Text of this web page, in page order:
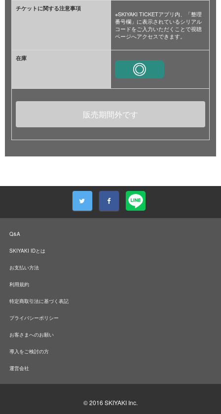
チケットに関する注意事項
※SKIYAKI TICKETアプリ内、「整理
番号欄」に表示されているシリアル
コードをご入力いただくことで視聴
ページへアクセスできます。
在庫
販売期間外です
Q&A
SKIYAKI IDとは
お支払い方法
利用規約
特定商取引法に基づく表記
プライバシーポリシー
お客さまへのお願い
導入をご検討の方
運営会社
© 2016 SKIYAKI Inc.